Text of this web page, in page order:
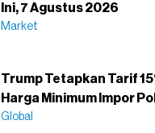
Ini, 7 Agustus 2026
Market
Trump Tetapkan Tarif
Harga Minimum Impor
Global